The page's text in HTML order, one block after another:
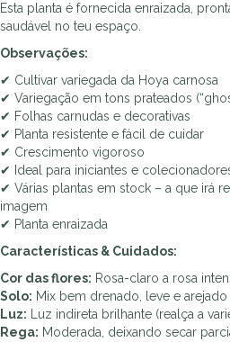
Esta planta é fornecida enraizada,
saudável no teu espaço.
Observações:
✔ Cultivar variegada da Hoya carnosa
✔ Variegação em tons prateados
✔ Folhas carnudas e decorativas
✔ Planta resistente e fácil de cuidar
✔ Crescimento vigoroso
✔ Ideal para iniciantes e
✔ Várias plantas em stock – a que irá
imagem
✔ Planta enraizada
Características & Cuidados:
Cor das flores: Rosa-claro a rosa
Solo: Mix bem drenado, leve e arejado
Luz: Luz indireta brilhante (realça a
Rega: Moderada, deixando secar